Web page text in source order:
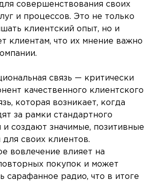
совершенствования своих
и процессов. Это не только
клиентский опыт, но и
клиентам, что их мнение важно
связь — критически
качественного клиентского
которая возникает, когда
за рамки стандартного
и создают значимые, позитивные
для своих клиентов.
вовлечение влияет на
покупок и может
сарафанное радио, что в итоге